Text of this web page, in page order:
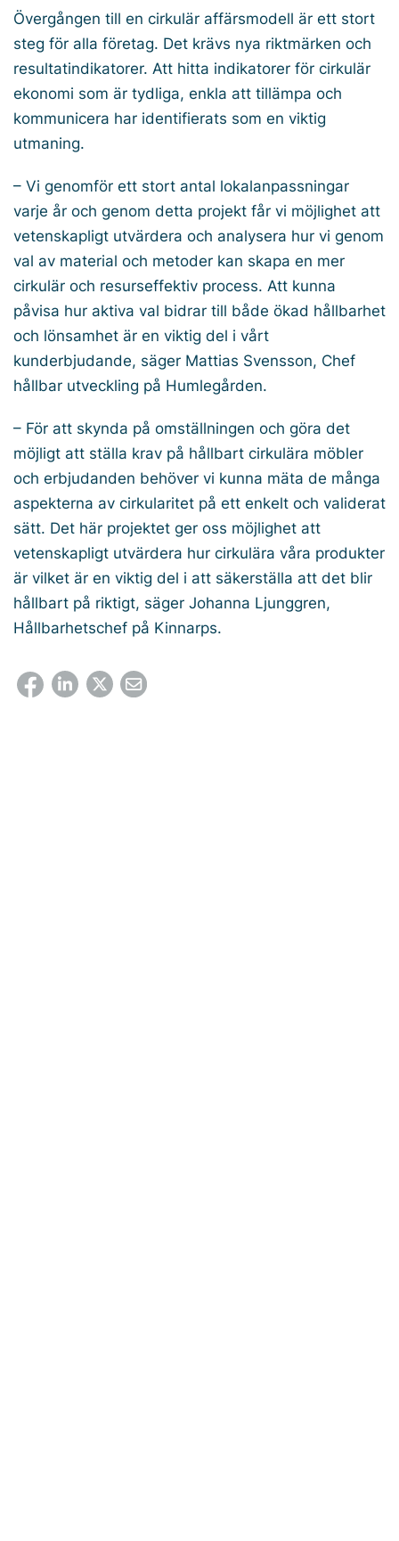
Övergången till en cirkulär affärsmodell är ett stort
steg för alla företag. Det krävs nya riktmärken och
resultatindikatorer. Att hitta indikatorer för cirkulär
ekonomi som är tydliga, enkla att tillämpa och
kommunicera har identifierats som en viktig
utmaning.
– Vi genomför ett stort antal lokalanpassningar
varje år och genom detta projekt får vi möjlighet att
vetenskapligt utvärdera och analysera hur vi genom
val av material och metoder kan skapa en mer
cirkulär och resurseffektiv process. Att kunna
påvisa hur aktiva val bidrar till både ökad hållbarhet
och lönsamhet är en viktig del i vårt
kunderbjudande, säger Mattias Svensson, Chef
hållbar utveckling på Humlegården.
– För att skynda på omställningen och göra det
möjligt att ställa krav på hållbart cirkulära möbler
och erbjudanden behöver vi kunna mäta de många
aspekterna av cirkularitet på ett enkelt och validerat
sätt. Det här projektet ger oss möjlighet att
vetenskapligt utvärdera hur cirkulära våra produkter
är vilket är en viktig del i att säkerställa att det blir
hållbart på riktigt, säger Johanna Ljunggren,
Hållbarhetschef på Kinnarps.